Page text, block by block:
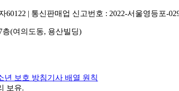
| 통신판매업 신고번호 : 2022-서울영등포-
층(여의도동, 용산빌딩)
년 보호 방침기사 배열 원칙
보유.